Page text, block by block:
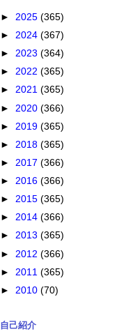
► 2025 (365)
► 2024 (367)
► 2023 (364)
► 2022 (365)
► 2021 (365)
► 2020 (366)
► 2019 (365)
► 2018 (365)
► 2017 (366)
► 2016 (366)
► 2015 (365)
► 2014 (366)
► 2013 (365)
► 2012 (366)
► 2011 (365)
► 2010 (70)
自己紹介